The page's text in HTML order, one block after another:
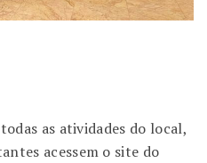
as atividades do local,
acessem o site do